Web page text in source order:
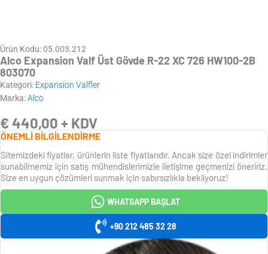
Ürün Kodu: 05.003.212
Alco Expansion Valf Üst Gövde R-22 XC 726 HW100-2B
803070
Kategori: Expansion Valfler
Marka:Alco
€ 440,00 + KDV
ÖNEMLİ BİLGİLENDİRME
Sitemizdeki fiyatlar, ürünlerin liste fiyatlarıdır. Ancak size özel indirimler
sunabilmemiz için satış mühendislerimizle iletişime geçmenizi öneririz.
Size en uygun çözümleri sunmak için sabırsızlıkla bekliyoruz!
WHATSAPP BAŞLAT
+90 212 485 32 28